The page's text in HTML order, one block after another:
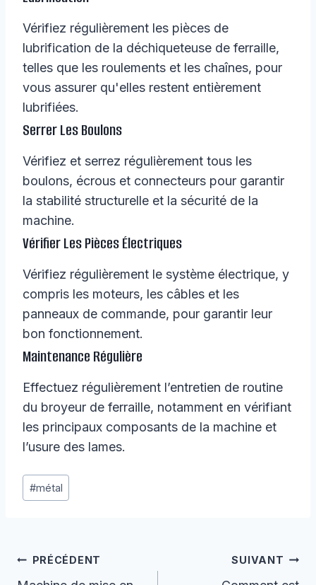
Vérifiez régulièrement les pièces de
lubrification de la déchiqueteuse de ferraille,
telles que les roulements et les chaînes, pour
vous assurer qu'elles restent entièrement
lubrifiées.
Serrer Les Boulons
Vérifiez et serrez régulièrement tous les
boulons, écrous et connecteurs pour garantir
la stabilité structurelle et la sécurité de la
machine.
Vérifier Les Pièces Électriques
Vérifiez régulièrement le système électrique, y
compris les moteurs, les câbles et les
panneaux de commande, pour garantir leur
bon fonctionnement.
Maintenance Régulière
Effectuez régulièrement l’entretien de routine
du broyeur de ferraille, notamment en vérifiant
les principaux composants de la machine et
l’usure des lames.
Étiquettes
de
#métal
Navigation
PRÉCÉDENT SUIVANT